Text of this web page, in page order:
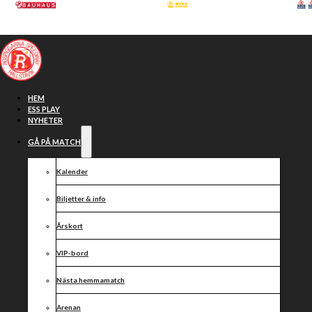
Hoppa till huvudinnehåll
HEM
ESS PLAY
NYHETER
GÅ PÅ MATCH
Kalender
Biljetter & info
Årskort
VIP-bord
Nästa hemmamatch
Arenan
ESS tecknar